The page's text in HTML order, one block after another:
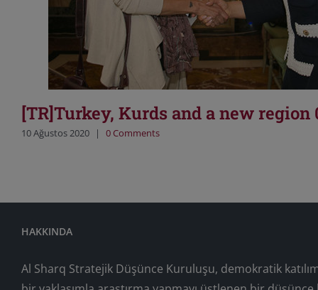
[TR]Turkey, Kurds and a new region
10 Ağustos 2020 | 0 Comments
HAKKINDA
Al Sharq Stratejik Düşünce Kuruluşu, demokratik